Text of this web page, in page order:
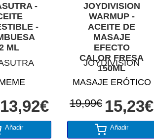
-
-
ML
13,92€
Añadir
JOYDIVISION
WARMUP -
ACEITE DE
MASAJE
EFECTO
CALOR FRESA
150ML
JOYDIVISION
MASAJE ERÓTICO
19,99€ 15,23€
Añadir